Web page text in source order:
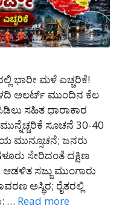
ಭಾರೀ ಮಳೆ ಎಚ್ಚರಿಕೆ!
ಅಲರ್ಟ್ ಮುಂದಿನ ಕೆಲ
ಸಹಿತ ಧಾರಾಕಾರ
ಸೂಚನೆ 30-40
ಮುನ್ಸೂಚನೆ; ಜನರು
ಸೇರಿದಂತೆ ದಕ್ಷಿಣ
ಸಜ್ಜು ಮುಂಗಾರು
ಅಸ್ಥಿರ; ರೈತರಲ್ಲಿ
… Read more